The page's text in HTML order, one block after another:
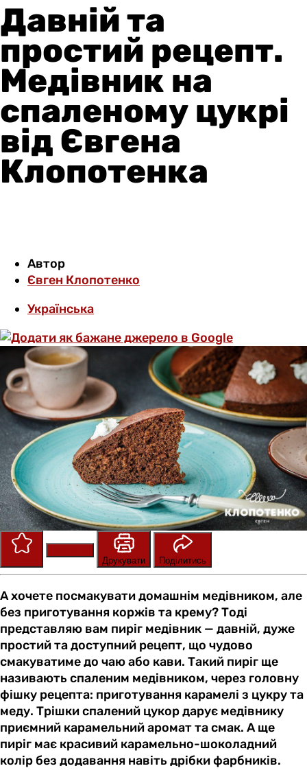
Давній та
простий рецепт.
Медівник на
спаленому цукрі
від Євгена
Клопотенка
Автор
Євген Клопотенко
Українська
Друкувати
Поділитись
А хочете посмакувати домашнім медівником, але
без приготування коржів та крему? Тоді
представляю вам пиріг медівник — давній, дуже
простий та доступний рецепт, що чудово
смакуватиме до чаю або кави. Такий пиріг ще
називають спаленим медівником, через головну
фішку рецепта: приготування карамелі з цукру та
меду. Трішки спалений цукор дарує медівнику
приємний карамельний аромат та смак. А ще
пиріг має красивий карамельно-шоколадний
колір без додавання навіть дрібки фарбників.